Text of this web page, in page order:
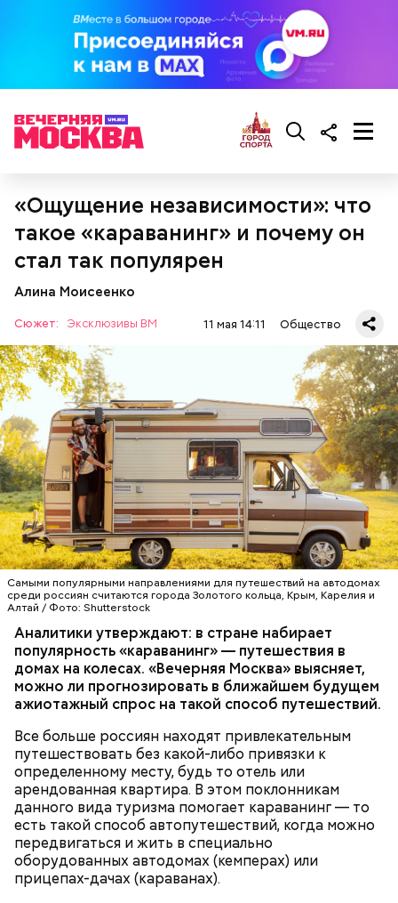
«Ощущение независимости»: что
такое «караванинг» и почему он
стал так популярен
Алина Моисеенко
Сюжет: Эксклюзивы ВМ 11 мая 14:11 Общество
Самыми популярными направлениями для путешествий на автодомах
среди россиян считаются города Золотого кольца, Крым, Карелия и
Алтай / Фото: Shutterstock
Аналитики утверждают: в стране набирает
популярность «караванинг» — путешествия в
домах на колесах. «Вечерняя Москва» выясняет,
можно ли прогнозировать в ближайшем будущем
ажиотажный спрос на такой способ путешествий.
Все больше россиян находят привлекательным
путешествовать без какой-либо привязки к
определенному месту, будь то отель или
арендованная квартира. В этом поклонникам
данного вида туризма помогает караванинг — то
есть такой способ автопутешествий, когда можно
передвигаться и жить в специально
оборудованных автодомах (кемперах) или
прицепах-дачах (караванах).